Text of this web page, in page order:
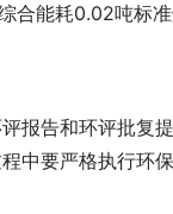
合能耗0.02吨标准
报告和环评批复
中要严格执行环